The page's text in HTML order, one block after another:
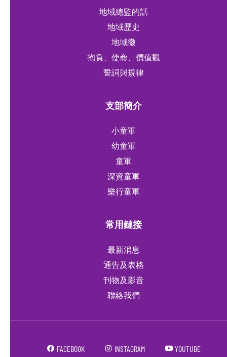
地域總監的話
地域歷史
地域徽
抱負、使命、價值觀
誓詞與規律
支部簡介
小童軍
幼童軍
童軍
深資童軍
樂行童軍
常用鏈接
最新消息
通告及表格
刊物及影音
聯絡我們
FACEBOOK INSTAGRAM YOUTUBE